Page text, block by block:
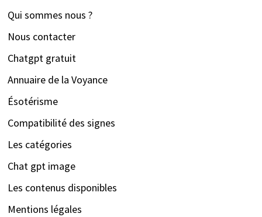
Qui sommes nous ?
Nous contacter
Chatgpt gratuit
Annuaire de la Voyance
Ésotérisme
Compatibilité des signes
Les catégories
Chat gpt image
Les contenus disponibles
Mentions légales